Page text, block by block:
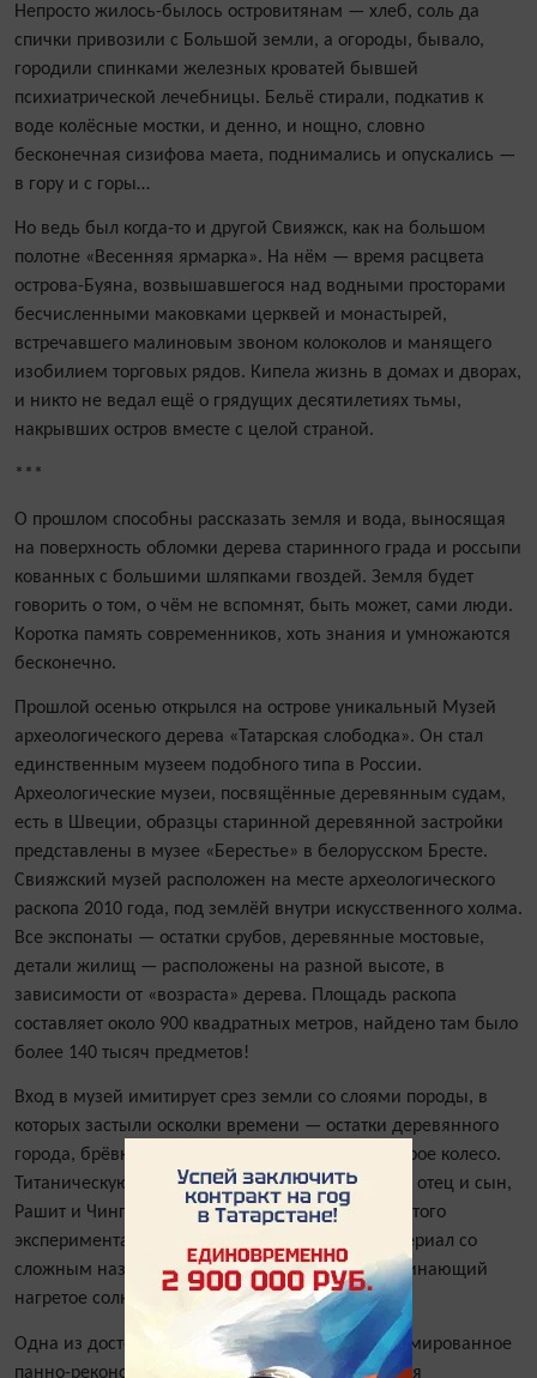
Непросто жилось-былось островитянам — хлеб, соль да
спички привозили с Большой земли, а огороды, бывало,
городили спинками железных кроватей бывшей
психиатрической лечебницы. Бельё стирали, подкатив к
воде колёсные мостки, и денно, и нощно, словно
бесконечная сизифова маета, поднимались и опускались —
в гору и с горы…
Но ведь был когда-то и другой Свияжск, как на большом
полотне «Весенняя ярмарка». На нём — время расцвета
острова-Буяна, возвышавшегося над водными просторами
бесчисленными маковками церквей и монастырей,
встречавшего малиновым звоном колоколов и манящего
изобилием торговых рядов. Кипела жизнь в домах и дворах,
и никто не ведал ещё о грядущих десятилетиях тьмы,
накрывших остров вместе с целой страной.
***
О прошлом способны рассказать земля и вода, выносящая
на поверхность обломки дерева старинного града и россыпи
кованных с большими шляпками гвоздей. Земля будет
говорить о том, о чём не вспомнят, быть может, сами люди.
Коротка память современников, хоть знания и умножаются
бесконечно.
Прошлой осенью открылся на острове уникальный Музей
археологического дерева «Татарская слободка». Он стал
единственным музеем подобного типа в России.
Археологические музеи, посвящённые деревянным судам,
есть в Швеции, образцы старинной деревянной застройки
представлены в музее «Берестье» в белорусском Бресте.
Свияжский музей расположен на месте археологического
раскопа 2010 года, под землёй внутри искусственного холма.
Все экспонаты — остатки срубов, деревянные мостовые,
детали жилищ — расположены на разной высоте, в
зависимости от «возраста» дерева. Площадь раскопа
составляет около 900 квадратных метров, найдено там было
более 140 тысяч предметов!
Вход в музей имитирует срез земли со слоями породы, в
которых застыли осколки времени — остатки деревянного
города, брёвна старинного угличского леса, старое колесо.
Титаническую декораторскую работу проделали отец и сын,
Рашит и Чингиз Сафиуллины. Специально для этого
экспериментальным способом был создан материал со
сложным названием, но по ощущениям напоминающий
нагретое солнцем окаменелое дерево.
Одна из достопримечательностей музея — анимированное
панно-реконструкция «Свияжск XVII века», целая